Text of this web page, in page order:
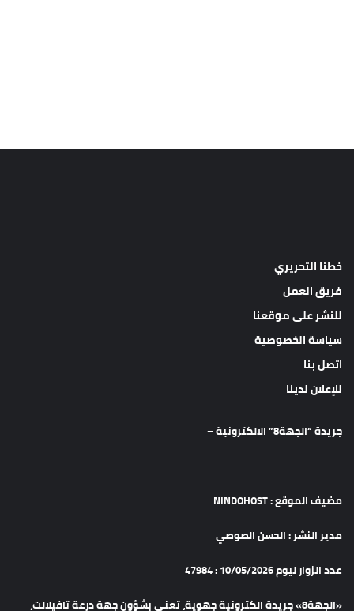
خطنا التحريري
فريق العمل
للنشر على موقعنا
سياسة الخصوصية
اتصل بنا
للإعلان لدينا
جريدة “الجهة8” الالكترونية –
مضيف الموقع : NINDOHOST
مدير النشر : الحسن الصوصي
عدد الزوار ليوم 10/05/2026 : 47984
«الجهة8» جريدة الكترونية جهوية، تعنى بشؤون جهة درعة تافيلالت،